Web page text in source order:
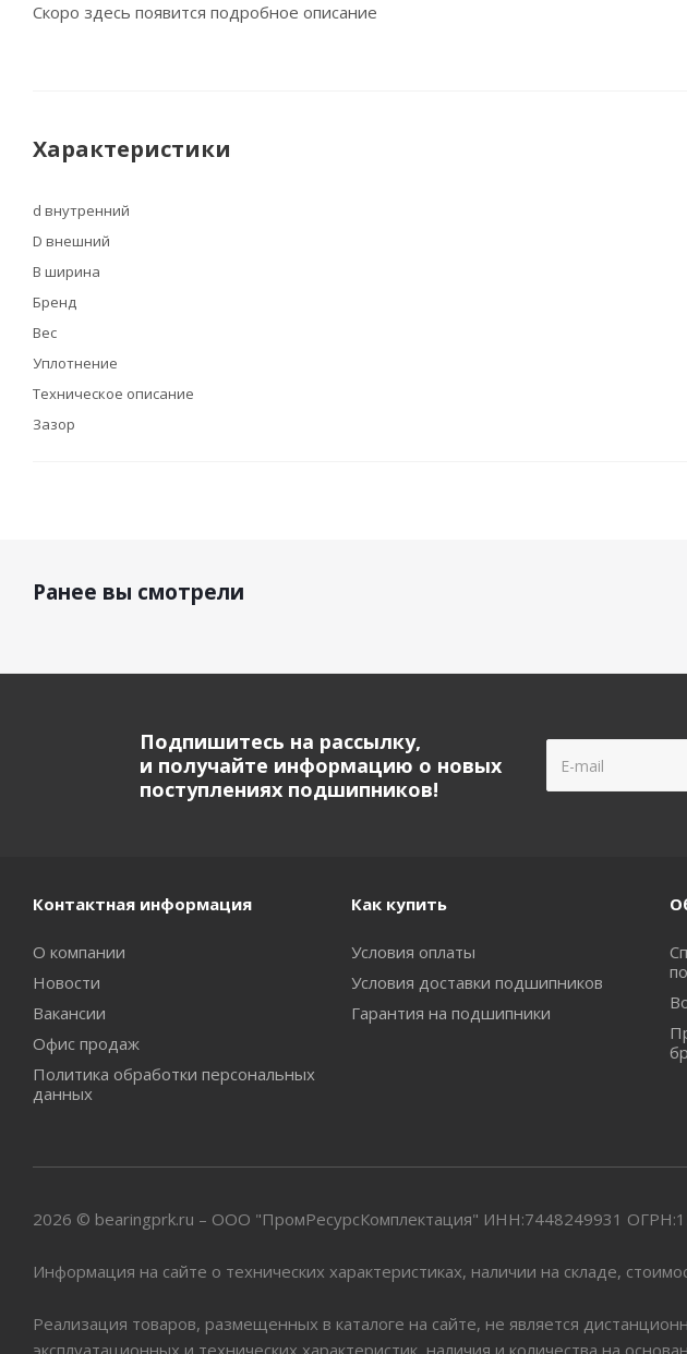
Скоро здесь появится подробное описание
Характеристики
d внутренний
D внешний
B ширина
Бренд
Вес
Уплотнение
Техническое описание
Зазор
Ранее вы смотрели
Подпишитесь на рассылку,
и получайте информацию о новых
поступлениях подшипников!
Контактная информация
О компании
Новости
Вакансии
Офис продаж
Политика обработки персональных
данных
Как купить
Условия оплаты
Условия доставки подшипников
Гарантия на подшипники
2026 © bearingprk.ru – ООО "ПромРесурсКомплектация" ИНН:7448249931
Информация на сайте о технических характеристиках, наличии на складе,
Реализация товаров, размещенных в каталоге на сайте, не является
эксплуатационных и технических характеристик, наличия и количества на